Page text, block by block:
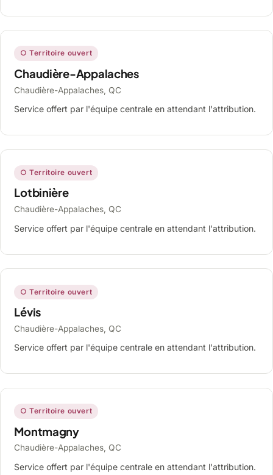
○ Territoire ouvert
Chaudière-Appalaches
Chaudière-Appalaches, QC
Service offert par l'équipe centrale en attendant l'attribution.
○ Territoire ouvert
Lotbinière
Chaudière-Appalaches, QC
Service offert par l'équipe centrale en attendant l'attribution.
○ Territoire ouvert
Lévis
Chaudière-Appalaches, QC
Service offert par l'équipe centrale en attendant l'attribution.
○ Territoire ouvert
Montmagny
Chaudière-Appalaches, QC
Service offert par l'équipe centrale en attendant l'attribution.